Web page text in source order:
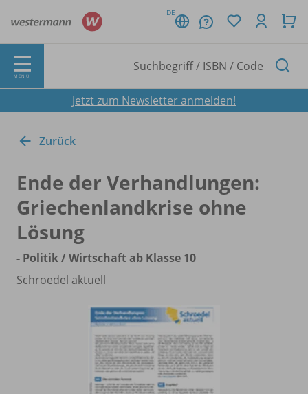
DE
MENÜ
Jetzt zum Newsletter anmelden!
Zurück
Ende der Verhandlungen:
Griechenlandkrise ohne
Lösung
- Politik /Wirtschaft ab Klasse 10
Schroedel aktuell